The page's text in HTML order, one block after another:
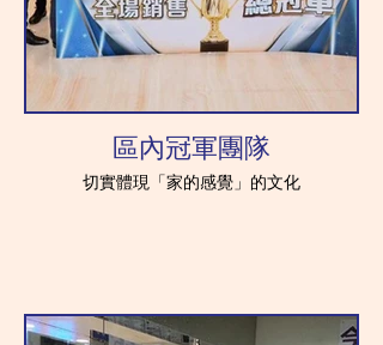
區內冠軍團隊
切實體現「家的感覺」的文化